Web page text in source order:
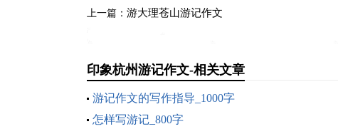
上一篇： 游大理苍山游记作文
印象杭州游记作文-相关文章
游记作文的写作指导_1000字
怎样写游记_800字